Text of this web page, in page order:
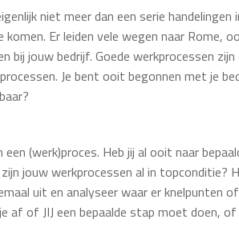
niet meer dan een serie
Er leiden vele wegen naar Rome,
jouw bedrijf. Goede werkprocessen zijn
Je bent ooit begonnen met je
(werk)proces. Heb jij al ooit naar
jouw werkprocessen al in topconditie?
uit en analyseer waar er knelpunten
af of JIJ een bepaalde stap moet doen,